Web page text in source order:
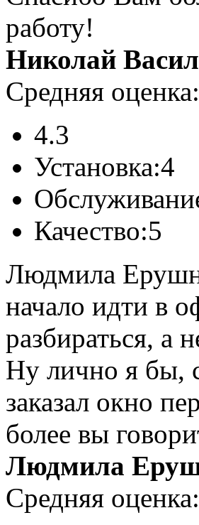
работу!
Николай
Средняя оценка:
4.3
Установка:4
Качество:5
Людмила
начало идти в
разбираться, а
Ну лично я бы,
заказал окно
более вы
Людмила
Средняя оценка: